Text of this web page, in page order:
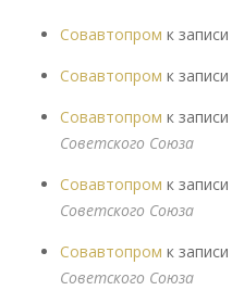
Совавтопром к записи
Совавтопром к записи
Совавтопром к записи
Советского Союза
Совавтопром к записи
Советского Союза
Совавтопром к записи
Советского Союза